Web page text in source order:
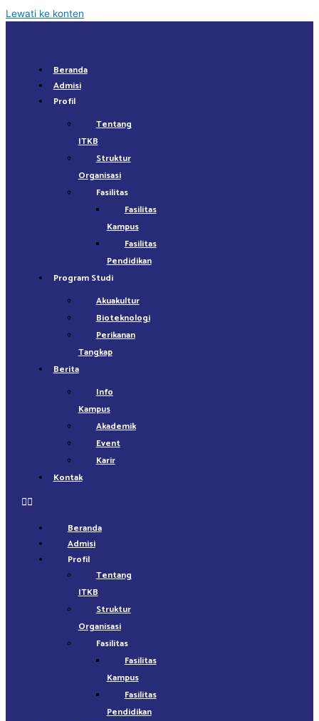
Lewati ke konten
Beranda
Admisi
Profil
Tentang
ITKB
Struktur
Organisasi
Fasilitas
Fasilitas
Kampus
Fasilitas
Pendidikan
Program Studi
Akuakultur
Bioteknologi
Perikanan
Tangkap
Berita
Info
Kampus
Akademik
Event
Karir
Kontak
Beranda
Admisi
Profil
Tentang
ITKB
Struktur
Organisasi
Fasilitas
Fasilitas
Kampus
Fasilitas
Pendidikan